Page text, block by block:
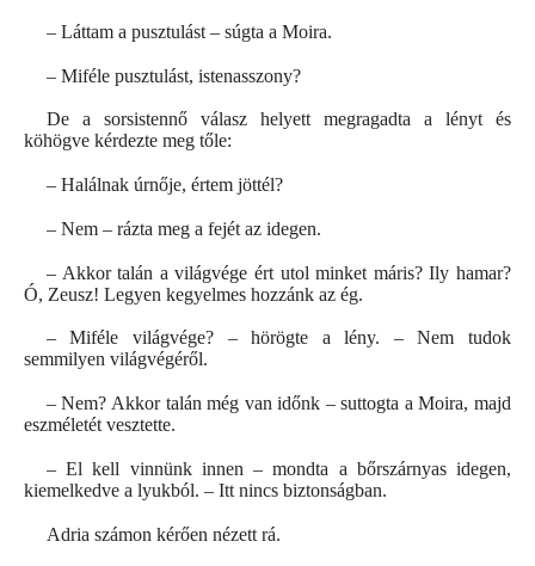
– Láttam a pusztulást – súgta a Moira.
– Miféle pusztulást, istenasszony?
De a sorsistennő válasz helyett megragadta a lényt és
köhögve kérdezte meg tőle:
– Halálnak úrnője, értem jöttél?
– Nem – rázta meg a fejét az idegen.
– Akkor talán a világvége ért utol minket máris? Ily hamar?
Ó, Zeusz! Legyen kegyelmes hozzánk az ég.
– Miféle világvége? – hörögte a lény. – Nem tudok
semmilyen világvégéről.
– Nem? Akkor talán még van időnk – suttogta a Moira, majd
eszméletét vesztette.
– El kell vinnünk innen – mondta a bőrszárnyas idegen,
kiemelkedve a lyukból. – Itt nincs biztonságban.
Adria számon kérően nézett rá.